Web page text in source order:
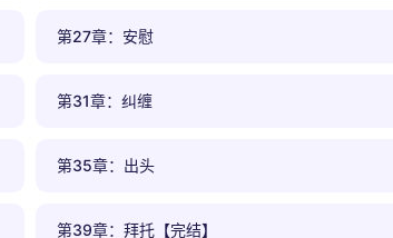
第27章：安慰
第31章：纠缠
第35章：出头
第39章：拜托【完结】